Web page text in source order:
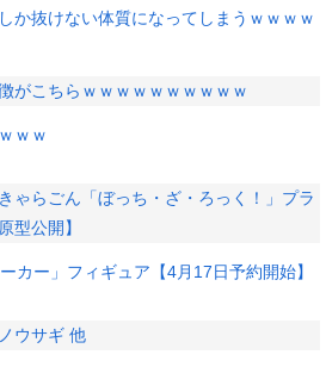
か抜けない体質になってしまうｗｗｗｗ
がこちらｗｗｗｗｗｗｗｗｗｗ
ｗｗ
ゃらごん「ぼっち・ざ・ろっく！」プラ
型公開】
カー」フィギュア【4月17日予約開始】
ウサギ 他